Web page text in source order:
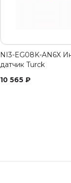
NI3-EG08K-AN6X
датчик Turck
10 565 ₽